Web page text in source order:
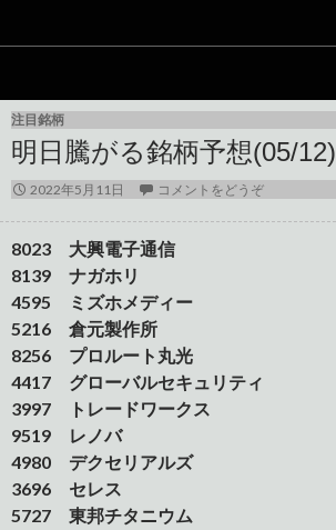
注目銘柄
明日騰がる銘柄予想(05/12)
2022年5月11日 コメントをどうぞ
8023 大興電子通信
8139 ナガホリ
4595 ミズホメディー
5216 倉元製作所
8256 プロルート丸光
4417 グローバルセキュリティ
3997 トレードワークス
9519 レノバ
4980 デクセリアルズ
3696 セレス
5727 東邦チタニウム